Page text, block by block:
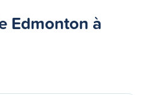
Edmonton à